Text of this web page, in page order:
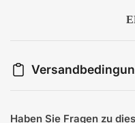
Haben Sie Fragen zu